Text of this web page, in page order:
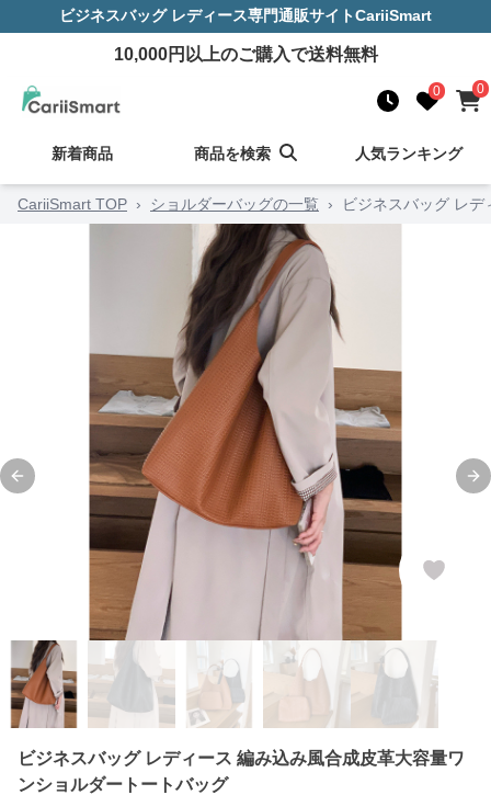
ビジネスバッグ レディース専門通販サイトCariiSmart
10,000円以上のご購入で送料無料
0 0
新着商品 商品を検索 人気ランキング
CariiSmart TOP › ショルダーバッグの一覧 › ビジネスバッグ レ
Previous slide
ビジネスバッグ レディース 編み込み風合成皮革大容量ワ
ンショルダートートバッグ